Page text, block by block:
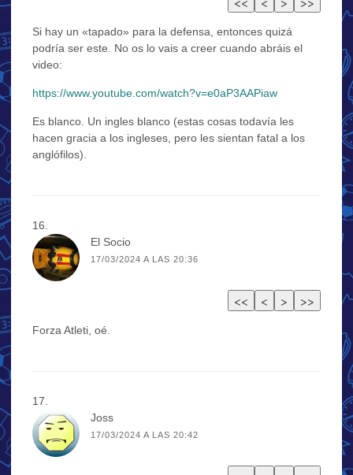
Si hay un «tapado» para la defensa, entonces quizá
podría ser este. No os lo vais a creer cuando abráis el
video:
https://www.youtube.com/watch?v=e0aP3AAPiaw
Es blanco. Un ingles blanco (estas cosas todavía les
hacen gracia a los ingleses, pero les sientan fatal a los
anglófilos).
El Socio
17/03/2024 A LAS 20:36
Forza Atleti, oé.
Joss
17/03/2024 A LAS 20:42